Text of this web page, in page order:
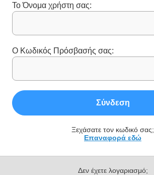
Το Όνομα χρήστη σας:
Ο Κωδικός Πρόσβασής σας:
Σύνδεση
Ξεχάσατε τον κωδικό σας;
Επαναφορά εδώ
Δεν έχετε λογαριασμό;